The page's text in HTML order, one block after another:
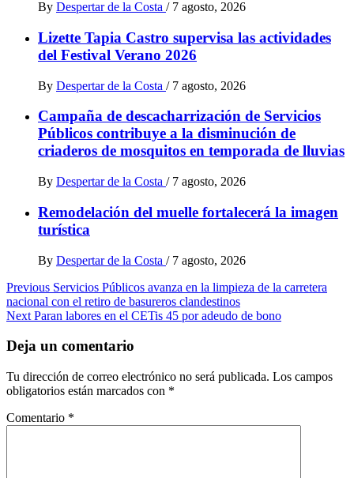
By Despertar de la Costa / 7 agosto, 2026
Lizette Tapia Castro supervisa las actividades
del Festival Verano 2026
By Despertar de la Costa / 7 agosto, 2026
Campaña de descacharrización de Servicios
Públicos contribuye a la disminución de
criaderos de mosquitos en temporada de lluvias
By Despertar de la Costa / 7 agosto, 2026
Remodelación del muelle fortalecerá la imagen
turística
By Despertar de la Costa / 7 agosto, 2026
Post
navigation
Previous Servicios Públicos avanza en la limpieza de la carretera
nacional con el retiro de basureros clandestinos
Next Paran labores en el CETis 45 por adeudo de bono
Deja un comentario
Tu dirección de correo electrónico no será publicada. Los campos
obligatorios están marcados con *
Comentario *